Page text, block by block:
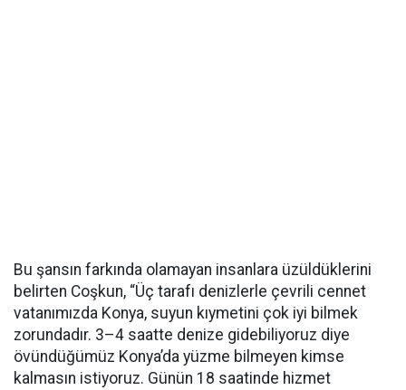
Bu şansın farkında olamayan insanlara üzüldüklerini
belirten Coşkun, “Üç tarafı denizlerle çevrili cennet
vatanımızda Konya, suyun kıymetini çok iyi bilmek
zorundadır. 3–4 saatte denize gidebiliyoruz diye
övündüğümüz Konya’da yüzme bilmeyen kimse
kalmasın istiyoruz. Günün 18 saatinde hizmet